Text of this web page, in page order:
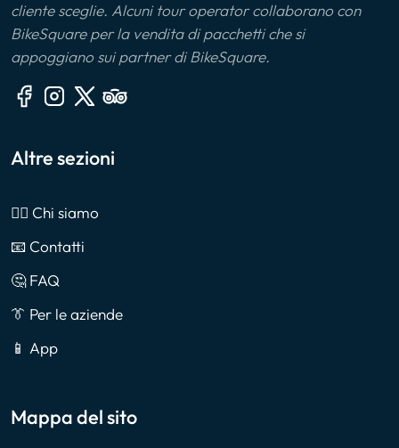
cliente sceglie. Alcuni tour operator collaborano con
BikeSquare per la vendita di pacchetti che si
appoggiano sui partner di BikeSquare.
Altre sezioni
🙎‍♂️ Chi siamo
📧 Contatti
🤔 FAQ
👔 Per le aziende
📱 App
Mappa del sito